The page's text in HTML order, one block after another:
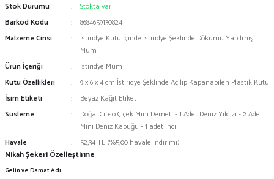
Stok Durumu
Stokta var
Barkod Kodu
8684659130824
Malzeme Cinsi
İstiridye Kutu İçinde İstiridye Şeklinde Dökümü Yapılmış
Mum
Ürün İçeriği
İstiridye Mum
Kutu Özellikleri
9 x 6 x 4 cm İstiridye Şeklinde Açılıp Kapanabilen Plastik Kutu
İsim Etiketi
Beyaz Kağıt Etiket
Süsleme
Doğal Cipso Çiçek Mini Demeti - 1 Adet Deniz Yıldızı - 2 Adet
Mini Deniz Kabuğu - 1 adet inci
Havale
52,34 TL (%5,00 havale indirimi)
Nikah Şekeri Özelleştirme
Gelin ve Damat Adı